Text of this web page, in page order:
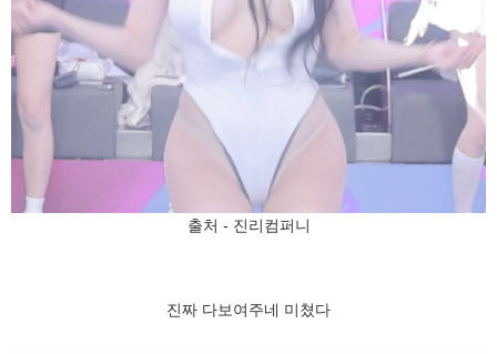
출처 - 진리컴퍼니
진짜 다보여주네 미쳤다